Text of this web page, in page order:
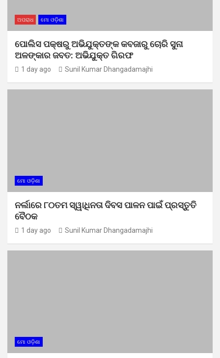
ଅପରାଧ ମୋ ଓଡ଼ିଶା
ପୋଲିସ ପକ୍ଷରୁ ଅଭିଯୁକ୍ତଙ୍କ କବଜାରୁ ଚୋରି ସୁନା
ଅଳଙ୍କାର ଜବତ: ଅଭିଯୁକ୍ତ ଗିରଫ
1 day ago Sunil Kumar Dhangadamajhi
ମୋ ଓଡ଼ିଶା
ନର୍ଲାରେ ୮୦ତମ ସ୍ୱାଧିନତା ଦିବସ ପାଳନ ପାଇଁ ପ୍ରସ୍ତୁତି
ବୈଠକ
1 day ago Sunil Kumar Dhangadamajhi
ମୋ ଓଡ଼ିଶା